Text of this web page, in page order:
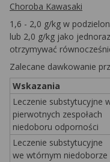
Choroba Kawasaki
1,6 - 2,0 g/kg w
lub 2,0 g/kg jako
otrzymywać
Zalecane dawkowanie
Wskazania
Leczenie substytucyjne
pierwotnych zespołach
niedoboru odporności
Leczenie substytucyjne
we wtórnym niedoborze